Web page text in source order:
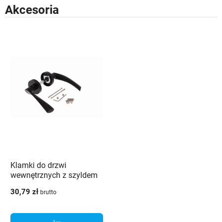
Akcesoria
Klamki do drzwi
wewnętrznych z szyldem
Veramet
30,79 zł brutto